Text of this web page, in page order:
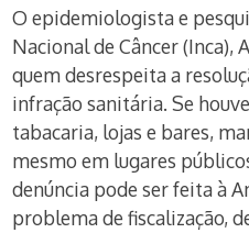
O epidemiologista e
Nacional de Câncer (Inca),
quem desrespeita a
infração sanitária. Se
tabacaria, lojas e bares,
mesmo em lugares
denúncia pode ser feita à
problema de fiscalização,